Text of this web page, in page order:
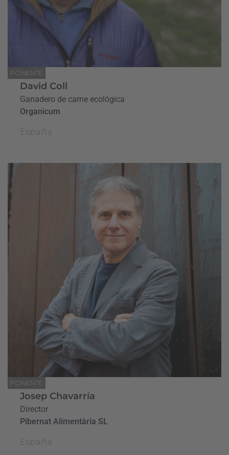
PONENTE
David Coll
Ganadero de carne ecológica
Organicum
España
PONENTE
Josep Chavarría
Director
Pibernat Alimentària SL
España